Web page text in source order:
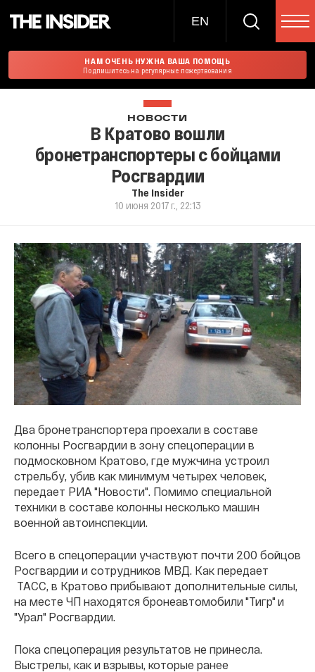
EN
НАМ ОЧЕНЬ НУЖНА ВАША ПОМОЩЬ
Подпишитесь на регулярные пожертвования
НОВОСТИ
В Кратово вошли
бронетранспортеры с бойцами
Росгвардии
The Insider
10 июня 2017 г., 22:13
Два бронетранспортера проехали в составе
колонны Росгвардии в зону спецоперации в
подмосковном Кратово, где мужчина устроил
стрельбу, убив как минимум четырех человек,
передает РИА "Новости". Помимо специальной
техники в составе колонны несколько машин
военной автоинспекции.
Всего в спецоперации участвуют почти 200 бойцов
Росгвардии и сотрудников МВД. Как передает
ТАСС, в Кратово прибывают дополнительные силы,
на месте ЧП находятся бронеавтомобили "Тигр" и
"Урал" Росгвардии.
Пока спецоперация результатов не принесла.
Выстрелы, как и взрывы, которые ранее